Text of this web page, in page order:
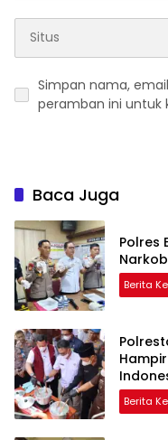
Simpan nama,
peramban ini untuk
Baca Juga
Polres
Berita
Berita